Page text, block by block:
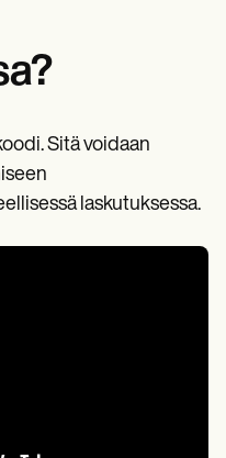
Sitä voidaan
laskutuksessa.